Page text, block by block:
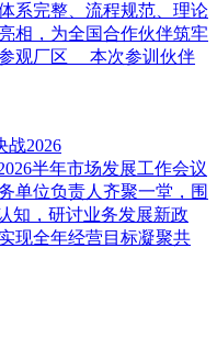
系完整、流程规范、理论
相，为全国合作伙伴筑牢
参观厂区 本次参训伙伴
战2026
半年市场发展工作会议
单位负责人齐聚一堂，围
知，研讨业务发展新政
现全年经营目标凝聚共